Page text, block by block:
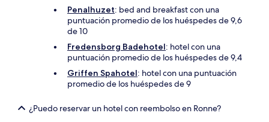
Penalhuzet: bed and breakfast con una
puntuación promedio de los huéspedes de 9,6
de 10
Fredensborg Badehotel: hotel con una
puntuación promedio de los huéspedes de 9,4
Griffen Spahotel: hotel con una puntuación
promedio de los huéspedes de 9
¿Puedo reservar un hotel con reembolso en Ronne?